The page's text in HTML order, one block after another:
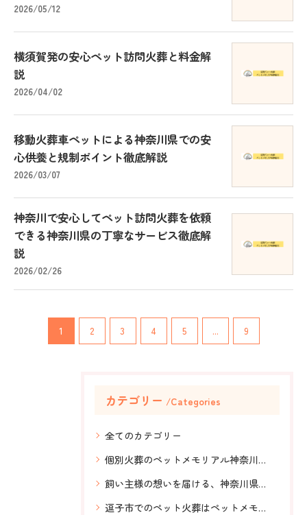
2026/05/12
横須賀発の安心ペット訪問火葬と料金解
説
2026/04/02
移動火葬車ペットによる神奈川県での安
心供養と規制ポイント徹底解説
2026/03/07
神奈川で安心してペット訪問火葬を依頼
できる神奈川県の丁寧なサービス徹底解
説
2026/02/26
1 2 3 4 5 ... 9
カテゴリー Categories
全てのカテゴリー
個別火葬のペットメモリアル神奈川、安心
飼い主様の想いを届ける、神奈川県全域対応、横須賀のペットメモリアル神奈川、明朗会計
逗子市でのペット火葬はペットメモリアル神奈川へお任せください。